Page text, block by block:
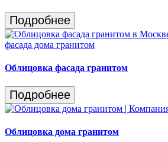
Подробнее
Облицовка фасада гранитом
Подробнее
Облицовка дома гранитом